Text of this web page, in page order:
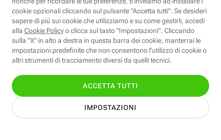
(impostata da
CM14 14 giorni
Identifica se
ricontrollare
corrispondenti
(impostata da
pagine
EBFC<BannerID> 7 giorni
Identifica la
banner
Identifica la